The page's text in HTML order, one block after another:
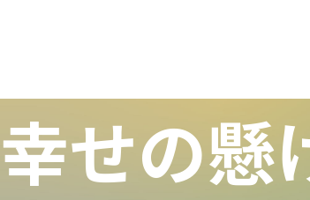
幸せの懸